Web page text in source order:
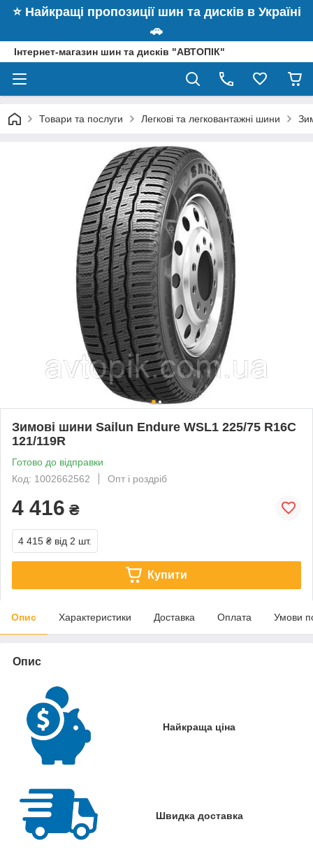
⭐️ Найкращі пропозиції шин та дисків в Україні
🚗
Інтернет-магазин шин та дисків "АВТОПІК"
Товари та послуги Легкові та легковантажні шини
Зимові шини Sailun Endure WSL1 225/75 R16C
121/119R
Готово до відправки
Код: 1002662562
Опт і роздріб
4 416 ₴
4 415 ₴ від 2 шт.
Купити
Опис Характеристики Доставка Оплата Умови
Опис
Найкраща ціна
Швидка доставка